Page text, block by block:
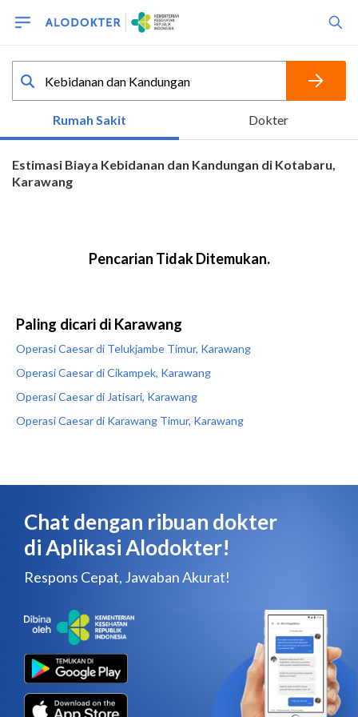
Paling dicari di Karawang
Operasi Caesar di Telukjambe Timur, Karawang
Operasi Caesar di Cikampek, Karawang
Operasi Caesar di Jatisari, Karawang
Operasi Caesar di Karawang Timur, Karawang